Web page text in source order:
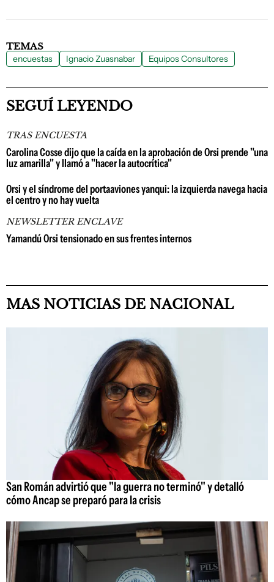
TEMAS
encuestas Ignacio Zuasnabar Equipos Consultores
SEGUÍ LEYENDO
TRAS ENCUESTA
Carolina Cosse dijo que la caída en la aprobación de Orsi prende "una
luz amarilla" y llamó a "hacer la autocrítica"
Orsi y el síndrome del portaaviones yanqui: la izquierda navega hacia
el centro y no hay vuelta
NEWSLETTER ENCLAVE
Yamandú Orsi tensionado en sus frentes internos
MAS NOTICIAS DE NACIONAL
San Román advirtió que "la guerra no terminó" y detalló
cómo Ancap se preparó para la crisis